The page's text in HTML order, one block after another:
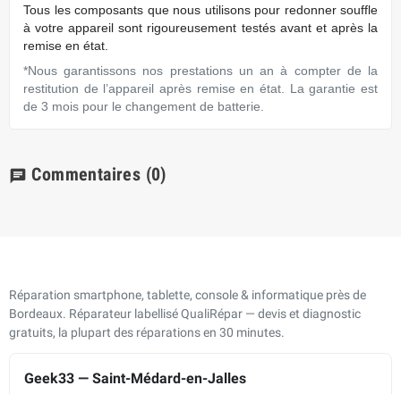
Tous les composants que nous utilisons pour redonner souffle
à votre appareil sont rigoureusement testés avant et après la
remise en état.
*Nous garantissons nos prestations un an à compter de la
restitution de l’appareil après remise en état. La garantie est
de 3 mois pour le changement de batterie.
chat Commentaires (0)
Réparation smartphone, tablette, console & informatique près de
Bordeaux. Réparateur labellisé QualiRépar — devis et diagnostic
gratuits, la plupart des réparations en 30 minutes.
Geek33 — Saint-Médard-en-Jalles